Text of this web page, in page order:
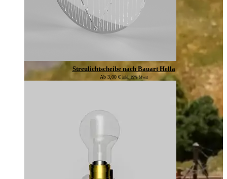
Streulichtscheibe nach Bauart Hella
Ab 3,00 € inkl. 19% Mwst